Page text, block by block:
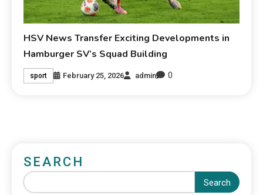
HSV News Transfer Exciting Developments in
Hamburger SV’s Squad Building
sport February 25, 2026 admin 0
SEARCH
Search